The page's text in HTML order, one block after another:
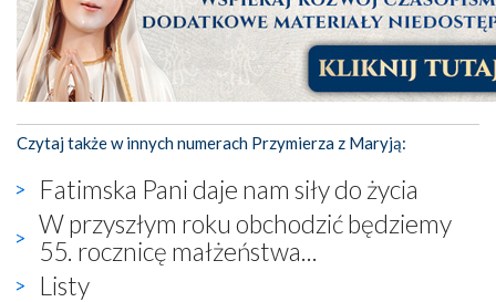
Czytaj także w innych numerach Przymierza z Maryją:
Fatimska Pani daje nam siły do życia
W przyszłym roku obchodzić będziemy
55. rocznicę małżeństwa...
Listy